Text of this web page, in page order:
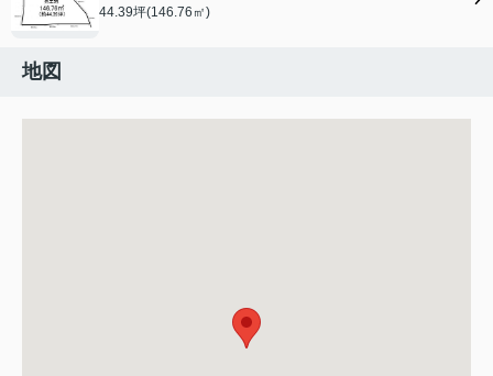
44.39坪(146.76㎡)
地図